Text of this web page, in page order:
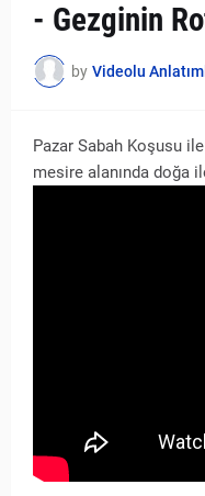
- Gezginin
by Videolu
Pazar Sabah Koşusu
mesire alanında doğa